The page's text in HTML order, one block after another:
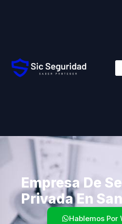
Empresa De
Privada En
Hablemos Por